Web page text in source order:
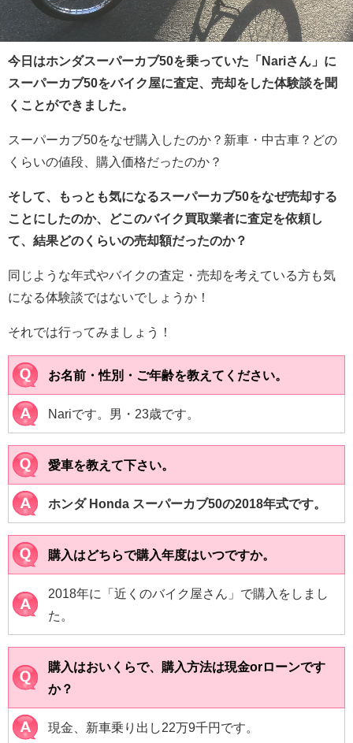
今日はホンダスーパーカブ50を乗っていた「Nariさん」に
スーパーカブ50をバイク屋に査定、売却をした体験談を聞
くことができました。
スーパーカブ50をなぜ購入したのか？新車・中古車？どの
くらいの値段、購入価格だったのか？
そして、もっとも気になるスーパーカブ50をなぜ売却する
ことにしたのか、どこのバイク買取業者に査定を依頼し
て、結果どのくらいの売却額だったのか？
同じような年式やバイクの査定・売却を考えている方も気
になる体験談ではないでしょうか！
それでは行ってみましょう！
お名前・性別・ご年齢を教えてください。
Nariです。男・23歳です。
愛車を教えて下さい。
ホンダ Honda スーパーカブ50の2018年式です。
購入はどちらで購入年度はいつですか。
2018年に「近くのバイク屋さん」で購入をしまし
た。
購入はおいくらで、購入方法は現金orローンです
か？
現金、新車乗り出し22万9千円です。